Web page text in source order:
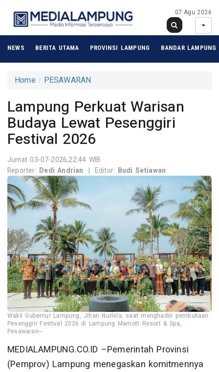
07 Agu 2026
NEWS BERITA UTAMA PROVINSI LAMPUNG BANDAR LAMPUNG
Home PESAWARAN
Lampung Perkuat Warisan
Budaya Lewat Pesenggiri
Festival 2026
Jumat 03-07-2026,22:44 WIB
Reporter: Dedi Andrian | Editor: Budi Setiawan
Wakil Gubernur Lampung, Jihan Nurlela, saat menghadiri pembukaan
Pesenggiri Festival 2026 di Lampung Marriott Resort & Spa,
Pesawaran--
MEDIALAMPUNG.CO.ID –Pemerintah Provinsi
(Pemprov) Lampung menegaskan komitmennya